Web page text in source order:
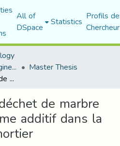
All of
DSpace Statistics Profils
Department of Civil Engineering Master Thesis
Valorisation du déchet de marbre et de verre comme additif dans la production du mortier
de marbre
additif dans la